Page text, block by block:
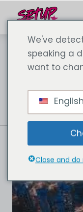
We've
speaking a
want to
English
Close and